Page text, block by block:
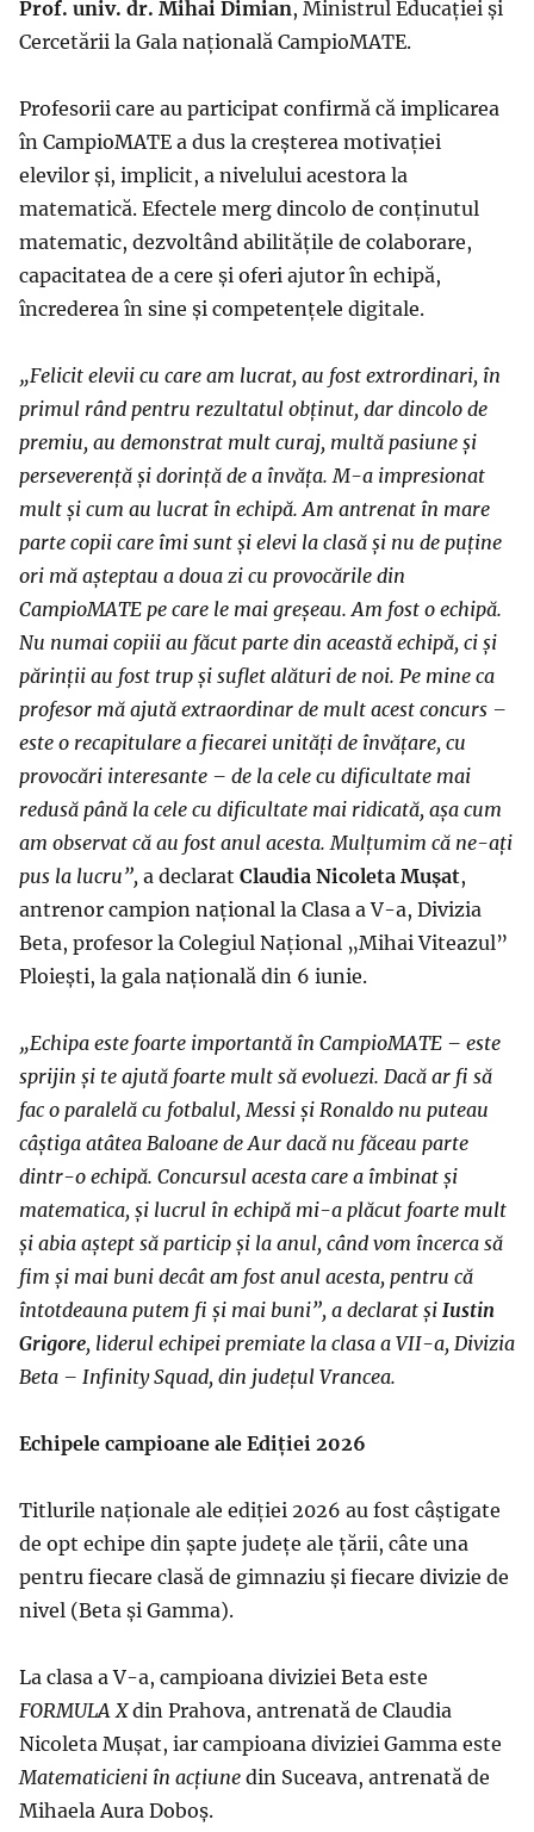
Prof. univ. dr. Mihai Dimian, Ministrul Educației și
Cercetării la Gala națională CampioMATE.
Profesorii care au participat confirmă că implicarea
în CampioMATE a dus la creșterea motivației
elevilor și, implicit, a nivelului acestora la
matematică. Efectele merg dincolo de conținutul
matematic, dezvoltând abilitățile de colaborare,
capacitatea de a cere și oferi ajutor în echipă,
încrederea în sine și competențele digitale.
„Felicit elevii cu care am lucrat, au fost extrordinari, în
primul rând pentru rezultatul obținut, dar dincolo de
premiu, au demonstrat mult curaj, multă pasiune și
perseverență și dorință de a învăța. M-a impresionat
mult și cum au lucrat în echipă. Am antrenat în mare
parte copii care îmi sunt și elevi la clasă și nu de puține
ori mă așteptau a doua zi cu provocările din
CampioMATE pe care le mai greșeau. Am fost o echipă.
Nu numai copiii au făcut parte din această echipă, ci și
părinții au fost trup și suflet alături de noi. Pe mine ca
profesor mă ajută extraordinar de mult acest concurs –
este o recapitulare a fiecarei unități de învățare, cu
provocări interesante – de la cele cu dificultate mai
redusă până la cele cu dificultate mai ridicată, așa cum
am observat că au fost anul acesta. Mulțumim că ne-ați
pus la lucru”, a declarat Claudia Nicoleta Mușat,
antrenor campion național la Clasa a V-a, Divizia
Beta, profesor la Colegiul Național „Mihai Viteazul”
Ploiești, la gala națională din 6 iunie.
„Echipa este foarte importantă în CampioMATE – este
sprijin și te ajută foarte mult să evoluezi. Dacă ar fi să
fac o paralelă cu fotbalul, Messi și Ronaldo nu puteau
câștiga atâtea Baloane de Aur dacă nu făceau parte
dintr-o echipă. Concursul acesta care a îmbinat și
matematica, și lucrul în echipă mi-a plăcut foarte mult
și abia aștept să particip și la anul, când vom încerca să
fim și mai buni decât am fost anul acesta, pentru că
întotdeauna putem fi și mai buni”, a declarat și Iustin
Grigore, liderul echipei premiate la clasa a VII-a, Divizia
Beta – Infinity Squad, din județul Vrancea.
Echipele campioane ale Ediției 2026
Titlurile naționale ale ediției 2026 au fost câștigate
de opt echipe din șapte județe ale țării, câte una
pentru fiecare clasă de gimnaziu și fiecare divizie de
nivel (Beta și Gamma).
La clasa a V-a, campioana diviziei Beta este
FORMULA Xdin Prahova, antrenată de Claudia
Nicoleta Mușat, iar campioana diviziei Gamma este
Matematicieni în acțiune din Suceava, antrenată de
Mihaela Aura Doboș.